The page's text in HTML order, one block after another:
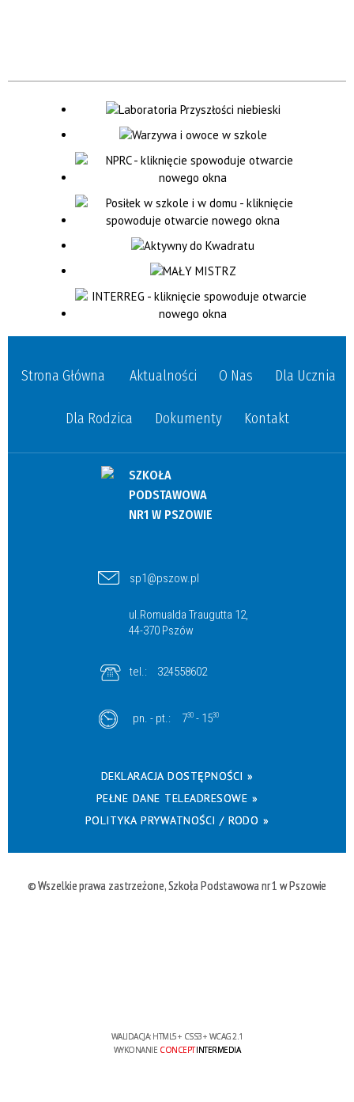
Strona Główna Aktualności O Nas Dla Ucznia
Dla Rodzica Dokumenty Kontakt
SZKOŁA
PODSTAWOWA
NR1 W PSZOWIE
sp1@pszow.pl
ul.Romualda Traugutta 12,
44-370 Pszów
tel.: 324558602
pn. - pt.: 730 - 1530
DEKLARACJA DOSTĘPNOŚCI »
PEŁNE DANE TELEADRESOWE »
POLITYKA PRYWATNOŚCI / RODO »
© Wszelkie prawa zastrzeżone, Szkoła Podstawowa nr 1 w Pszowie
WALIDACJA: HTML5+ CSS3+ WCAG 2.1
WYKONANIE CONCEPTINTERMEDIA